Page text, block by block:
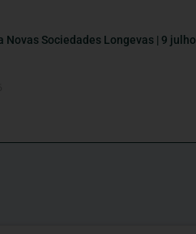
Novas Sociedades Longevas | 9 julho